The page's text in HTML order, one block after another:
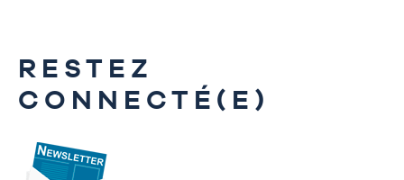
RESTEZ
CONNECTÉ(E)